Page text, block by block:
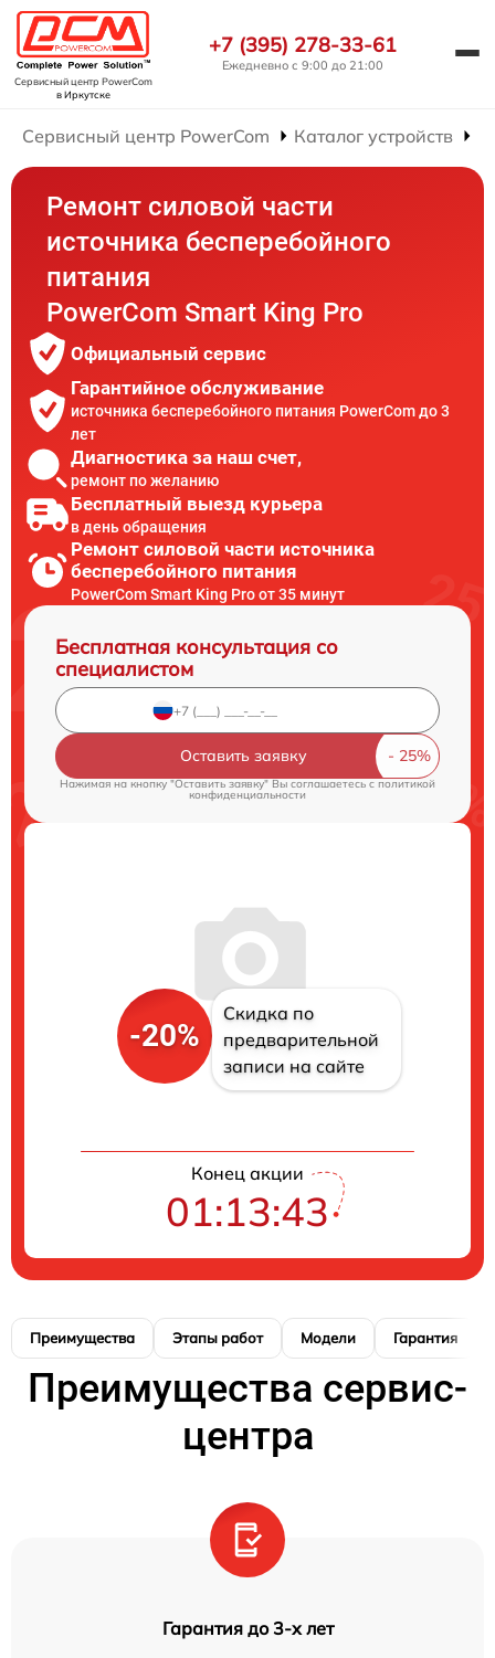
Сервисный центр PowerCom
в Иркутске
+7 (395) 278-33-61
Ежедневно с 9:00 до 21:00
Сервисный центр PowerCom Каталог устройств
Ремонт силовой части
источника бесперебойного
питания
PowerCom Smart King Pro
Официальный сервис
Гарантийное обслуживание
источника бесперебойного питания PowerCom до 3
лет
Диагностика за наш счет,
ремонт по желанию
Бесплатный выезд курьера
в день обращения
Ремонт силовой части источника
бесперебойного питания
PowerCom Smart King Pro от 35 минут
Бесплатная консультация со
специалистом
Оставить заявку
Нажимая на кнопку "Оставить заявку" Вы соглашаетесь cполитикой
конфиденциальности
-20%
Скидка по
предварительной
записи на сайте
Конец акции
01:13:42
Преимущества Этапы работ Модели Гарантия
Преимущества сервис-
центра
Гарантия до 3-х лет